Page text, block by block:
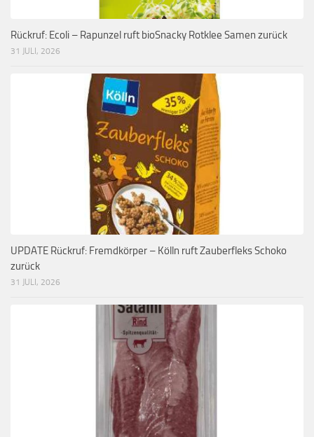
Rückruf: Ecoli – Rapunzel ruft bioSnacky Rotklee Samen zurück
31 JULI, 2026
UPDATE Rückruf: Fremdkörper – Kölln ruft Zauberfleks Schoko
zurück
31 JULI, 2026